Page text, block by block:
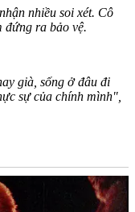
nhiều soi xét. Cô
đứng ra bảo vệ.
già, sống ở đâu đi
sự của chính mình",